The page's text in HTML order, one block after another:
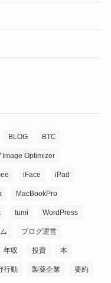
BLOG BTC
Image Optimizer
iFace iPad
MacBookPro
tumi WordPress
ブログ運営
年収 投資 本
行動 製薬企業 要約